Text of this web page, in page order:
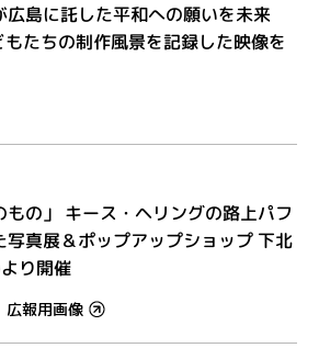
広島に託した平和への願いを未来
たちの制作風景を記録した映像を
もの」 キース・ヘリングの路上パフ
写真展＆ポップアップショップ 下北
り開催
広報用画像